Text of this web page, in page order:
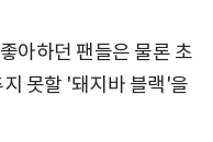
아하던 팬들은 물론 초
못할 '돼지바 블랙'을